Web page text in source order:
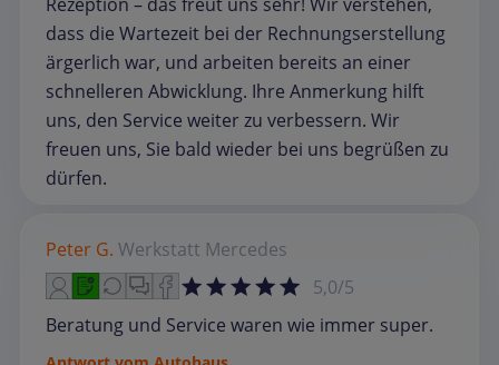
dass die Wartezeit bei der Rechnungserstellung
ärgerlich war, und arbeiten bereits an einer
schnelleren Abwicklung. Ihre Anmerkung hilft
uns, den Service weiter zu verbessern. Wir
freuen uns, Sie bald wieder bei uns begrüßen zu
dürfen.
Peter G. Werkstatt Mercedes
5,0/5
Beratung und Service waren wie immer super.